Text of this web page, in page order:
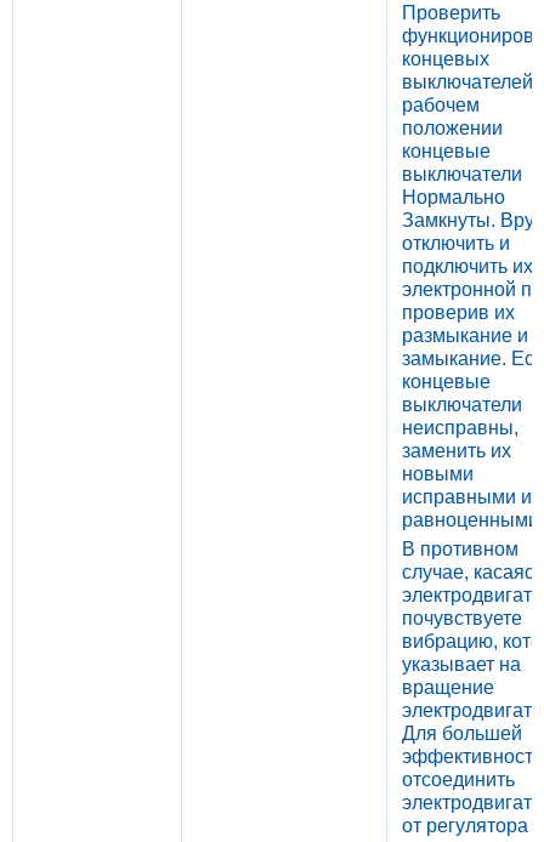
Проверить
концевых
выключателей.
рабочем
положении
концевые
выключатели
Нормально
Замкнуты.
отключить и
подключить их
электронной
проверив их
размыкание и
замыкание.
концевые
выключатели
неисправны,
заменить их
новыми
исправными и
равноценными.
В противном
случае, касаясь
почувствуете
вибрацию,
указывает на
вращение
Для большей
эффективности
отсоединить
от регулятора